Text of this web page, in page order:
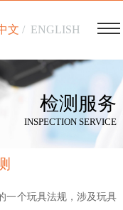
文 / ENGLISH
检测服务
INSPECTION SERVICE
个玩具法规，涉及玩具